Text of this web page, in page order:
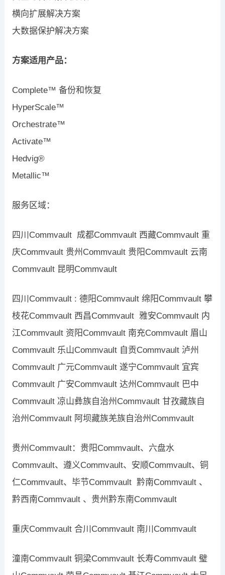
横向扩展解决方案
大数据保护解决方案
方案适用产品：
Complete™ 备份和恢复
HyperScale™
Orchestrate™
Activate™
Hedvig®
Metallic™
服务区域：
四川Commvault 成都Commvault 西藏Commvault 重
庆Commvault 贵州Commvault 贵阳Commvault 云南
Commvault 昆明Commvault
四川Commvault : 德阳Commvault 绵阳Commvault 攀
枝花Commvault 西昌Commvault 雅安Commvault 内
江Commvault 资阳Commvault 南充Commvault 眉山
Commvault 乐山Commvault 自贡Commvault 泸州
Commvault 广元Commvault 遂宁Commvault 宜宾
Commvault 广安Commvault 达州Commvault 巴中
Commvault 凉山彝族自治州Commvault 甘孜藏族自
治州Commvault 阿坝藏族羌族自治州Commvault
贵州Commvault：贵阳Commvault、六盘水
Commvault、遵义Commvault、安顺Commvault、铜
仁Commvault、毕节Commvault 黔南Commvault 、
黔西南Commvault 、贵州黔东南Commvault
重庆Commvault 合川Commvault 南川Commvault
潼南Commvault 铜梁Commvault 长寿Commvault 璧